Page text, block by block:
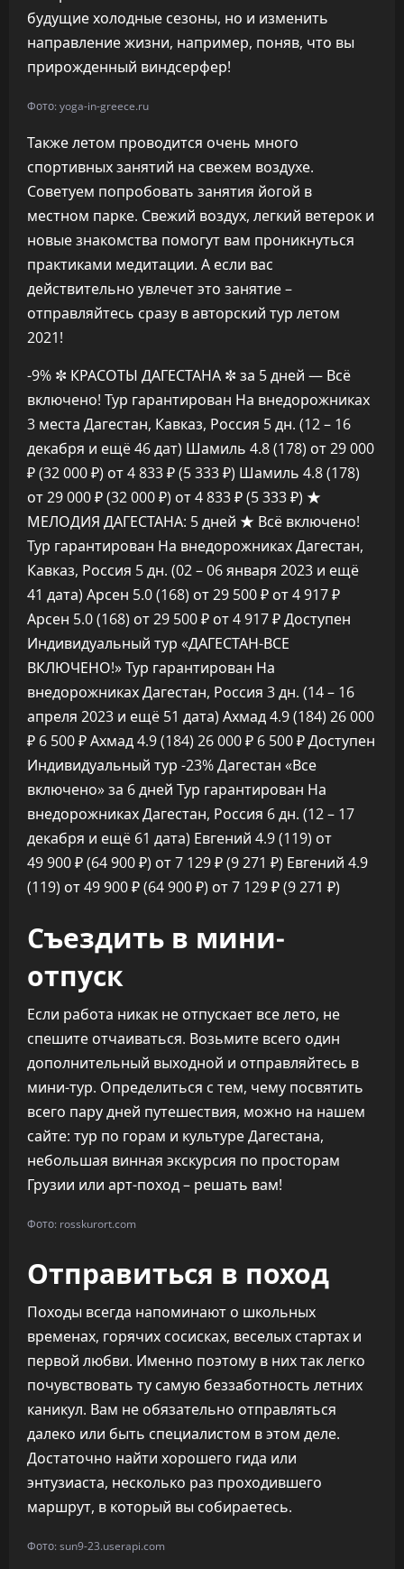
будущие холодные сезоны, но и изменить
направление жизни, например, поняв, что вы
прирожденный виндсерфер!
Фото: yoga-in-greece.ru
Также летом проводится очень много
спортивных занятий на свежем воздухе.
Советуем попробовать занятия йогой в
местном парке. Свежий воздух, легкий ветерок и
новые знакомства помогут вам проникнуться
практиками медитации. А если вас
действительно увлечет это занятие –
отправляйтесь сразу в авторский тур летом
2021!
-9% ✼ КРАСОТЫ ДАГЕСТАНА ✼ за 5 дней — Всё
включено! Тур гарантирован На внедорожниках
3 места Дагестан, Кавказ, Россия 5 дн. (12 – 16
декабря и ещё 46 дат) Шамиль 4.8(178) от 29 000
₽(32 000 ₽) от 4 833 ₽(5 333 ₽) Шамиль 4.8(178)
от 29 000 ₽(32 000 ₽) от 4 833 ₽(5 333 ₽) ★
МЕЛОДИЯ ДАГЕСТАНА: 5 дней ★ Всё включено!
Тур гарантирован На внедорожниках Дагестан,
Кавказ, Россия 5 дн. (02 – 06 января 2023 и ещё
41 дата) Арсен 5.0(168) от 29 500 ₽ от 4 917 ₽
Арсен 5.0(168) от 29 500 ₽ от 4 917 ₽Доступен
Индивидуальный тур «ДАГЕСТАН-ВСЕ
ВКЛЮЧЕНО!» Тур гарантирован На
внедорожниках Дагестан, Россия 3 дн. (14 – 16
апреля 2023 и ещё 51 дата) Ахмад 4.9(184) 26 000
₽ 6 500 ₽Ахмад 4.9(184) 26 000 ₽ 6 500 ₽Доступен
Индивидуальный тур -23%Дагестан «Все
включено» за 6 дней Тур гарантирован На
внедорожниках Дагестан, Россия 6 дн. (12 – 17
декабря и ещё 61 дата) Евгений 4.9(119) от
49 900 ₽(64 900 ₽) от 7 129 ₽(9 271 ₽) Евгений 4.9
(119) от 49 900 ₽(64 900 ₽) от 7 129 ₽(9 271 ₽)
Съездить в мини-
отпуск
Если работа никак не отпускает все лето, не
спешите отчаиваться. Возьмите всего один
дополнительный выходной и отправляйтесь в
мини-тур. Определиться с тем, чему посвятить
всего пару дней путешествия, можно на нашем
сайте: тур по горам и культуре Дагестана,
небольшая винная экскурсия по просторам
Грузии или арт-поход – решать вам!
Фото: rosskurort.com
Отправиться в поход
Походы всегда напоминают о школьных
временах, горячих сосисках, веселых стартах и
первой любви. Именно поэтому в них так легко
почувствовать ту самую беззаботность летних
каникул. Вам не обязательно отправляться
далеко или быть специалистом в этом деле.
Достаточно найти хорошего гида или
энтузиаста, несколько раз проходившего
маршрут, в который вы собираетесь.
Фото: sun9-23.userapi.com